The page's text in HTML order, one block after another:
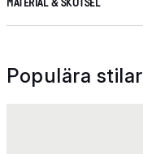
MATERIAL & SKÖTSEL
Populära stilar